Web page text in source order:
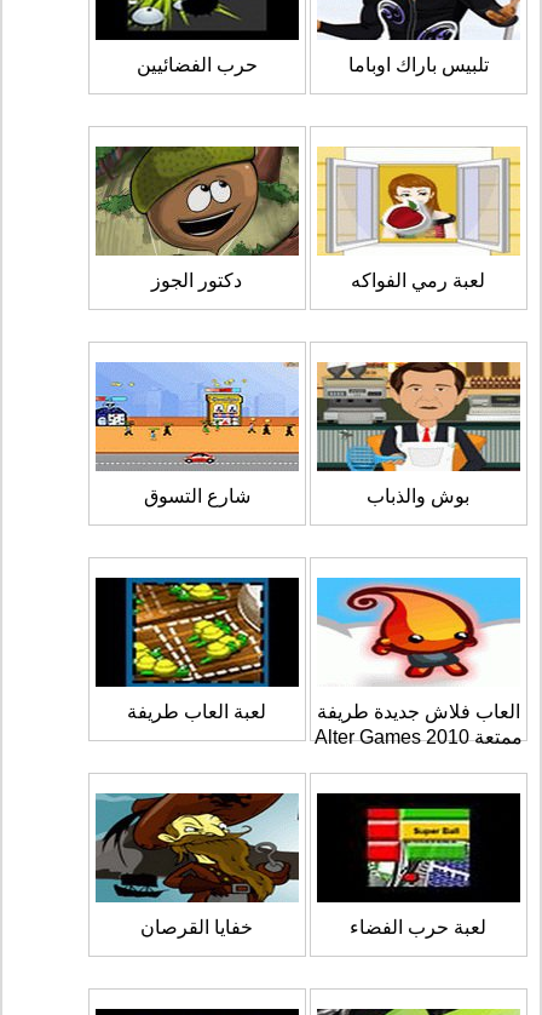
تلبيس باراك اوباما حرب الفضائيين
لعبة رمي الفواكه دكتور الجوز
بوش والذباب شارع التسوق
العاب فلاش جديدة طريفة
ممتعة 2010 Alter Games
لعبة العاب طريفة
لعبة حرب الفضاء خفايا القرصان